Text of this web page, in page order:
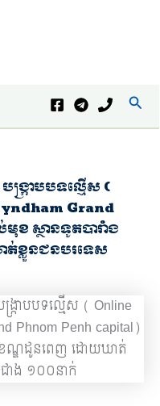
ង្ក្រាបបទល្មើស (
Grand
ស្ថានទូតបារាំង
ខ្លួនជនបរទេស